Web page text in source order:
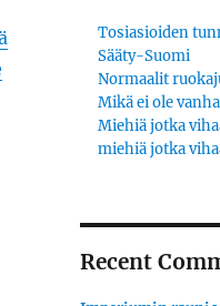
Tosiasioiden
Sääty-Suomi
Normaalit
Mikä ei ole
Miehiä jotka
miehiä jotka
Recent